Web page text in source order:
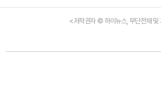
<저작권자 © 하이뉴스, 무단전재 및